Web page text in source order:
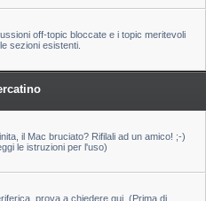
off-topic bloccate e i topic meritevoli
sezioni esistenti.
il Mac bruciato? Rifilali ad un amico! ;-)
le istruzioni per l'uso)
prova a chiedere qui. (Prima di